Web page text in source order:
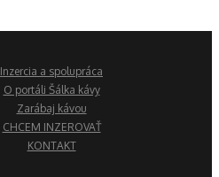
Inzercia a spolupráca
O portáli Šálka kávy
Zarábaj kávou
CHCEM INZEROVAŤ
KONTAKT